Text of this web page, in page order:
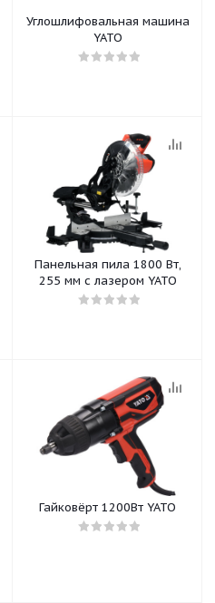
Углошлифовальная машина
YATO
Панельная пила 1800 Вт,
255 мм с лазером YATO
Гайковёрт 1200Вт YATO